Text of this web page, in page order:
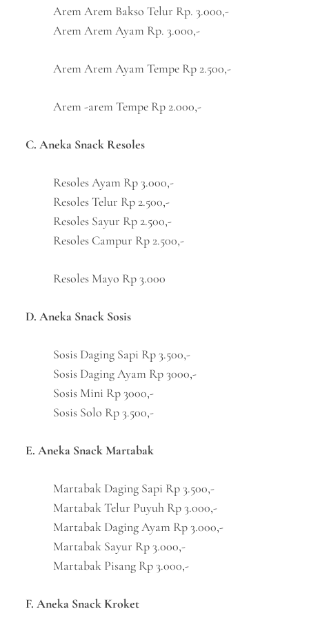
Arem Arem Bakso Telur Rp. 3.000,-
Arem Arem Ayam Rp. 3.000,-
Arem Arem Ayam Tempe Rp 2.500,-
Arem -arem Tempe Rp 2.000,-
C. Aneka Snack Resoles
Resoles Ayam Rp 3.000,-
Resoles Telur Rp 2.500,-
Resoles Sayur Rp 2.500,-
Resoles Campur Rp 2.500,-
Resoles Mayo Rp 3.000
D. Aneka Snack Sosis
Sosis Daging Sapi Rp 3.500,-
Sosis Daging Ayam Rp 3000,-
Sosis Mini Rp 3000,-
Sosis Solo Rp 3.500,-
E. Aneka Snack Martabak
Martabak Daging Sapi Rp 3.500,-
Martabak Telur Puyuh Rp 3.000,-
Martabak Daging Ayam Rp 3.000,-
Martabak Sayur Rp 3.000,-
Martabak Pisang Rp 3.000,-
F. Aneka Snack Kroket